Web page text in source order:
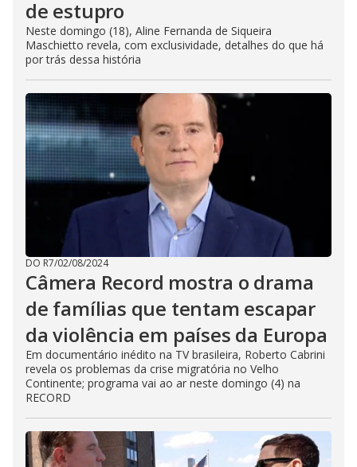
de estupro
Neste domingo (18), Aline Fernanda de Siqueira
Maschietto revela, com exclusividade, detalhes do que há
por trás dessa história
DO R7/02/08/2024
Câmera Record mostra o drama
de famílias que tentam escapar
da violência em países da Europa
Em documentário inédito na TV brasileira, Roberto Cabrini
revela os problemas da crise migratória no Velho
Continente; programa vai ao ar neste domingo (4) na
RECORD